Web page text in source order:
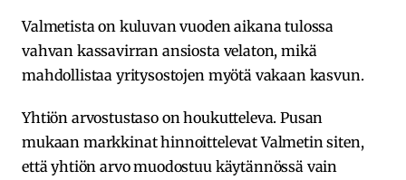
Valmetista on kuluvan vuoden aikana tulossa
vahvan kassavirran ansiosta velaton, mikä
mahdollistaa yritysostojen myötä vakaan kasvun.
Yhtiön arvostustaso on houkutteleva. Pusan
mukaan markkinat hinnoittelevat Valmetin siten,
että yhtiön arvo muodostuu käytännössä vain